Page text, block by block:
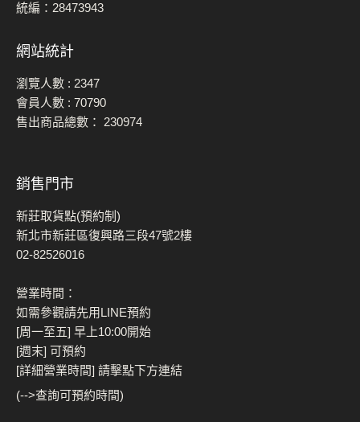
統編：28473943
網站統計
瀏覽人數 : 2347
會員人數 : 70790
售出商品總數： 230974
銷售門市
新莊取貨點(預約制)
新北市新莊區復興路三段47號2樓
02-82526016
營業時間：
如需參觀請先用LINE預約
[周一至五] 早上10:00開始
[週末] 可預約
[詳細營業時間] 請擊點下方連結
(-->查詢可預約時間)